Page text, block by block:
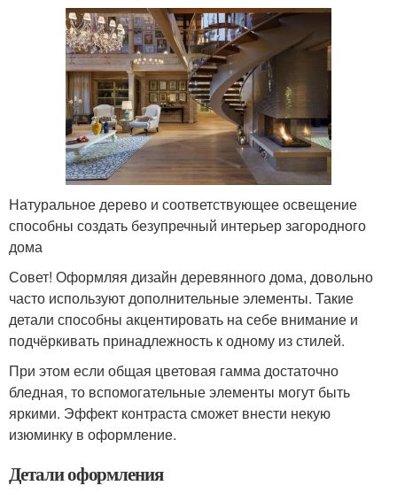
Натуральное дерево и соответствующее освещение
способны создать безупречный интерьер загородного
дома
Совет! Оформляя дизайн деревянного дома, довольно
часто используют дополнительные элементы. Такие
детали способны акцентировать на себе внимание и
подчёркивать принадлежность к одному из стилей.
При этом если общая цветовая гамма достаточно
бледная, то вспомогательные элементы могут быть
яркими. Эффект контраста сможет внести некую
изюминку в оформление.
Детали оформления